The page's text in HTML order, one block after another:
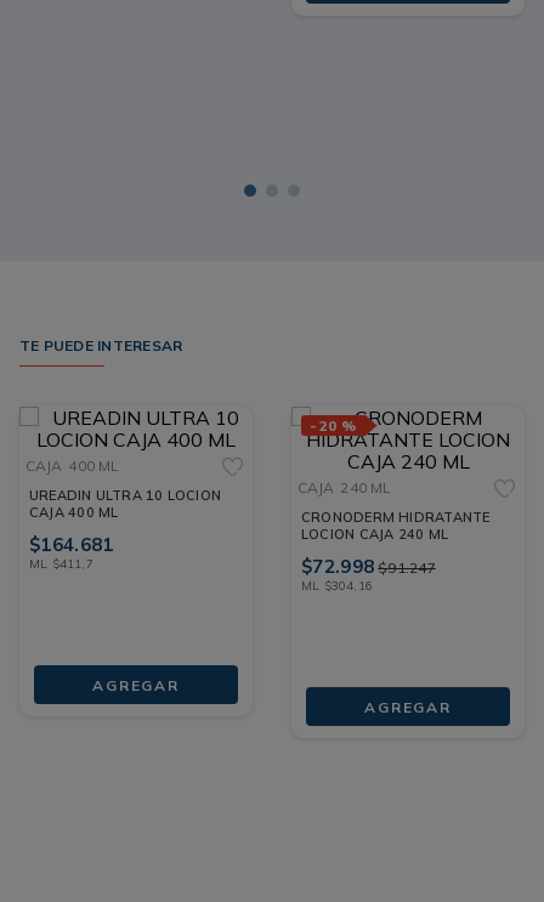
TE PUEDE INTERESAR
CAJA 400 ML
UREADIN ULTRA 10 LOCION
CAJA 400 ML
$164.681
ML $411,7
AGREGAR
- 20 %
CAJA 240 ML
CRONODERM HIDRATANTE
LOCION CAJA 240 ML
$72.998 $91.247
ML $304, 16
AGREGAR